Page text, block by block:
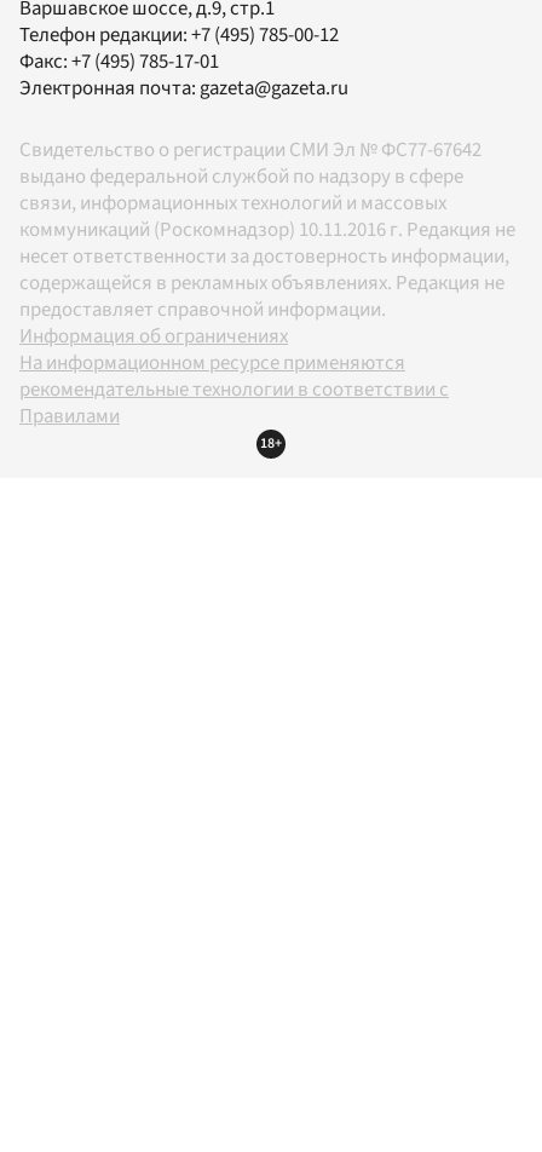
Варшавское шоссе, д.9, стр.1
Телефон редакции:+7 (495) 785-00-12
Факс:+7 (495) 785-17-01
Электронная почта:gazeta@gazeta.ru
Свидетельство о регистрации СМИ Эл № ФС77-67642
выдано федеральной службой по надзору в сфере
связи, информационных технологий и массовых
коммуникаций (Роскомнадзор) 10.11.2016 г. Редакция не
несет ответственности за достоверность информации,
содержащейся в рекламных объявлениях. Редакция не
предоставляет справочной информации.
Информация об ограничениях
На информационном ресурсе применяются
рекомендательные технологии в соответствии с
Правилами
18+